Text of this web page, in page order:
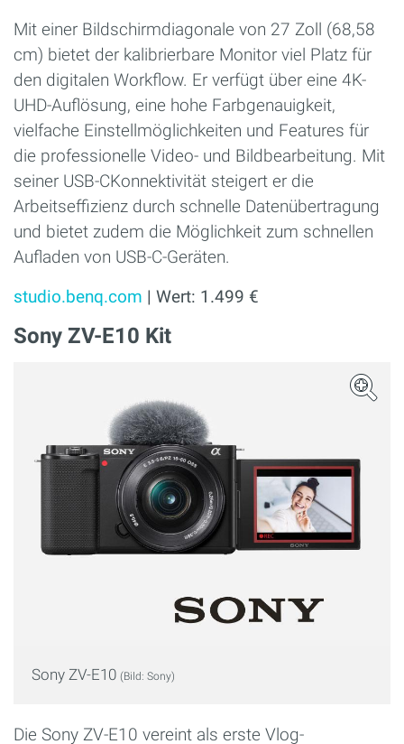
Mit einer Bildschirmdiagonale von 27 Zoll (68,58
cm) bietet der kalibrierbare Monitor viel Platz für
den digitalen Workflow. Er verfügt über eine 4K-
UHD-Auflösung, eine hohe Farbgenauigkeit,
vielfache Einstellmöglichkeiten und Features für
die professionelle Video- und Bildbearbeitung. Mit
seiner USB-CKonnektivität steigert er die
Arbeitseffizienz durch schnelle Datenübertragung
und bietet zudem die Möglichkeit zum schnellen
Aufladen von USB-C-Geräten.
studio.benq.com | Wert: 1.499 €
Sony ZV-E10 Kit
Sony ZV-E10 (Bild: Sony)
Die Sony ZV-E10 vereint als erste Vlog-